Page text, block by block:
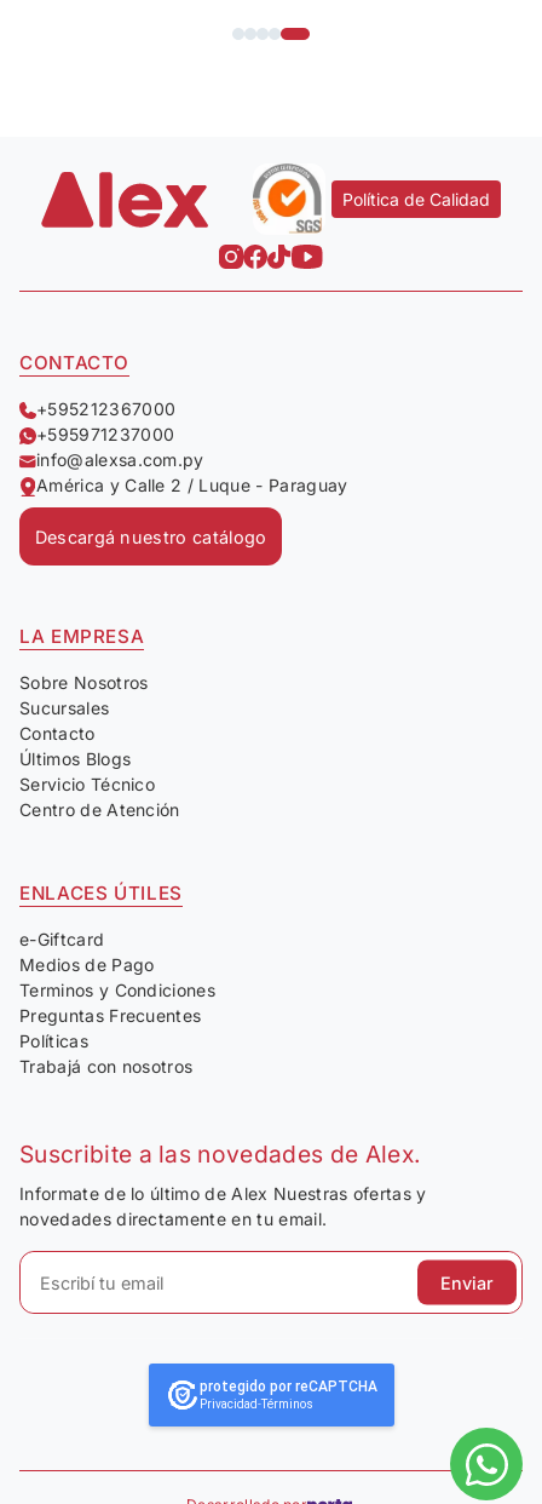
Política de Calidad
CONTACTO
+595212367000
+595971237000
info@alexsa.com.py
América y Calle 2 / Luque - Paraguay
Descargá nuestro catálogo
LA EMPRESA
Sobre Nosotros
Sucursales
Contacto
Últimos Blogs
Servicio Técnico
Centro de Atención
ENLACES ÚTILES
e-Giftcard
Medios de Pago
Terminos y Condiciones
Preguntas Frecuentes
Políticas
Trabajá con nosotros
Suscribite a las novedades de Alex.
Informate de lo último de Alex Nuestras ofertas y
novedades directamente en tu email.
Enviar
protegido por reCAPTCHA
Privacidad-Términos